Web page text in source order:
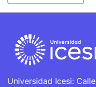
Universidad Icesi: Calle